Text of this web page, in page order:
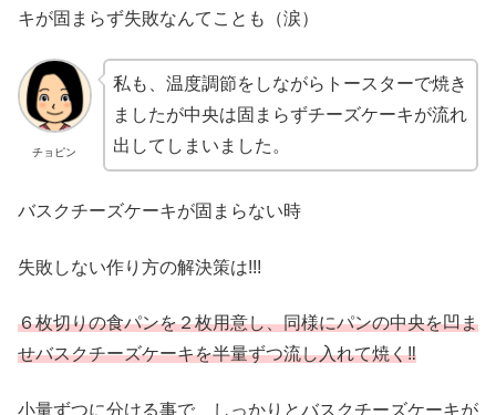
キが固まらず失敗なんてことも（涙）
チョピン
私も、温度調節をしながらトースターで焼き
ましたが中央は固まらずチーズケーキが流れ
出してしまいました。
バスクチーズケーキが固まらない時
失敗しない作り方の解決策は!!!
６枚切りの食パンを２枚用意し、同様にパンの中央を凹ま
せバスクチーズケーキを半量ずつ流し入れて焼く‼
小量ずつに分ける事で、しっかりとバスクチーズケーキが